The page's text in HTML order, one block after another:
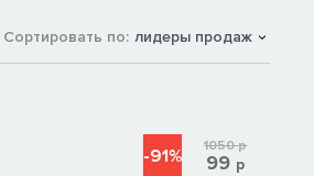
Сортировать по: лидеры продаж
-91% 1050р
99 р